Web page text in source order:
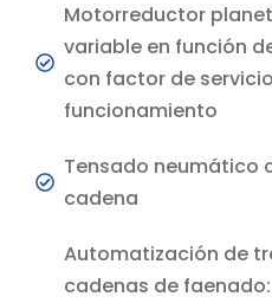
Motorreductor
variable en función
con factor de
funcionamiento
Tensado neumático
cadena
Automatización de
cadenas de